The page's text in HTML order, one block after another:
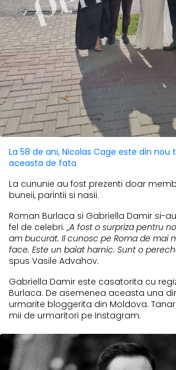
La 58 de ani, Nicolas Cage este din nou
aceasta de fata
La cununie au fost prezenti doar
buneii, parintii si nasii.
Roman Burlaca si Gabriella Damir si-
fel de celebri. „A fost o surpriza pentru
am bucurat. Il cunosc pe Roma de mai
face. Este un baiat harnic. Sunt o
spus Vasile Advahov.
Gabriella Damir este casatorita cu
Burlaca. De asemenea aceasta una
urmarite bloggerita din Moldova.
mii de urmaritori pe Instagram.